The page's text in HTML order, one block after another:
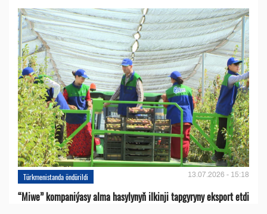
Türkmenistanda öndürildi 13.07.2026 - 15:18
“Miwe” kompaniýasy alma hasylynyň ilkinji tapgyryny eksport etdi